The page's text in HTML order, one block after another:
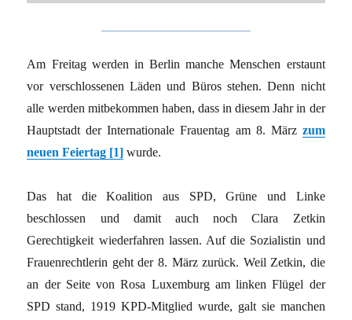
Am Freitag werden in Berlin manche Menschen erstaunt
vor verschlossenen Läden und Büros stehen. Denn nicht
alle werden mitbekommen haben, dass in diesem Jahr in der
Hauptstadt der Internationale Frauentag am 8. März zum
neuen Feiertag [1] wurde.
Das hat die Koalition aus SPD, Grüne und Linke
beschlossen und damit auch noch Clara Zetkin
Gerechtigkeit wiederfahren lassen. Auf die Sozialistin und
Frauenrechtlerin geht der 8. März zurück. Weil Zetkin, die
an der Seite von Rosa Luxemburg am linken Flügel der
SPD stand, 1919 KPD-Mitglied wurde, galt sie manchen